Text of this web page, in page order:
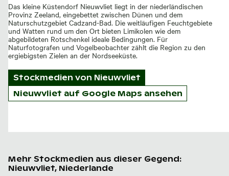
Das kleine Küstendorf Nieuwvliet liegt in der niederländischen
Provinz Zeeland, eingebettet zwischen Dünen und dem
Naturschutzgebiet Cadzand-Bad. Die weitläufigen Feuchtgebiete
und Watten rund um den Ort bieten Limikolen wie dem
abgebildeten Rotschenkel ideale Bedingungen. Für
Naturfotografen und Vogelbeobachter zählt die Region zu den
ergiebigsten Zielen an der Nordseeküste.
Stockmedien von Nieuwvliet
Nieuwvliet auf Google Maps ansehen
Mehr Stockmedien aus dieser Gegend:
Nieuwvliet, Niederlande